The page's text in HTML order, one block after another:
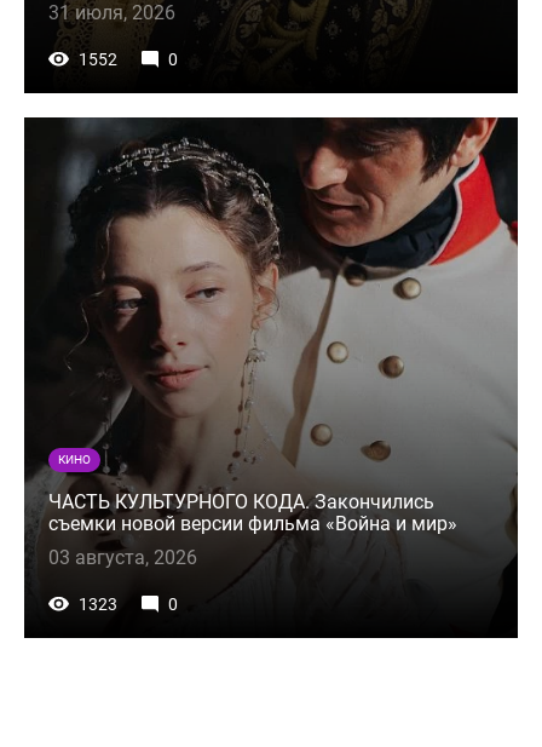
31 июля, 2026
1552 0
КИНО
ЧАСТЬ КУЛЬТУРНОГО КОДА. Закончились
съемки новой версии фильма «Война и мир»
03 августа, 2026
1323 0